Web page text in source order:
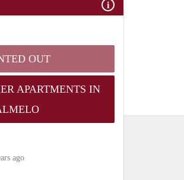
OUT
APARTMENTS IN
ago